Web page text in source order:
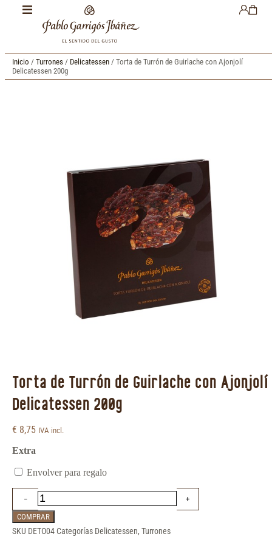
Inicio / Turrones / Delicatessen / Torta de Turrón de Guirlache con Ajonjolí
Delicatessen 200g
Torta de Turrón de Guirlache con Ajonjolí
Delicatessen 200g
€ 8,75 IVA incl.
Extra
Envolver para regalo
COMPRAR
SKU DETO04 Categorías Delicatessen, Turrones